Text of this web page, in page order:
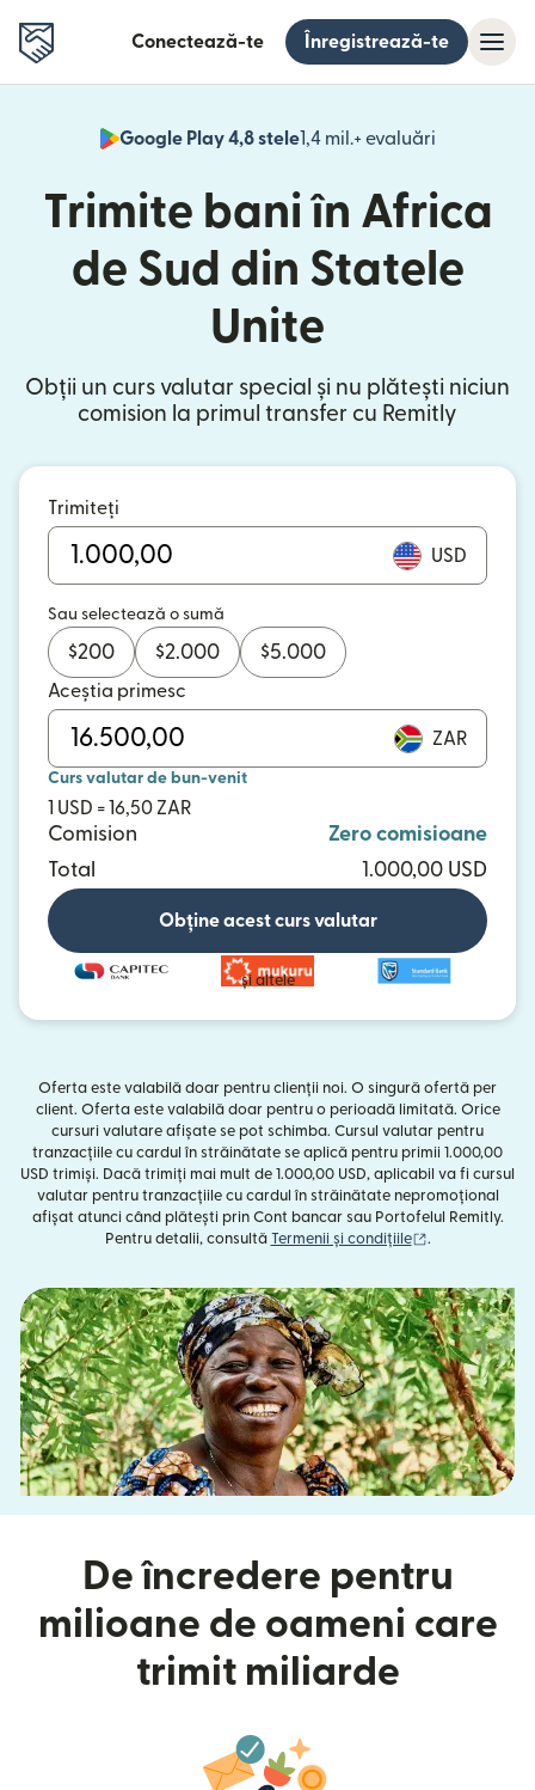
Conectează-te Înregistrează-te
Google Play 4,8 stele1,4 mil.+ evaluări
(se
Trimite bani în Africa
de Sud din Statele
Unite
Obții un curs valutar special și nu plătești niciun
comision la primul transfer cu Remitly
Trimiteți
USD
Sau selectează o sumă
$200 $2.000 $5.000
Aceștia primesc
ZAR
Curs valutar de bun-venit
1 USD = 16,50 ZAR
Comision
Zero comisioane
Total
1.000,00 USD
Obține acest curs valutar
și altele
Oferta este valabilă doar pentru clienții noi. O singură ofertă per
client. Oferta este valabilă doar pentru o perioadă limitată. Orice
cursuri valutare afișate se pot schimba. Cursul valutar pentru
tranzacțiile cu cardul în străinătate se aplică pentru primii 1.000,00
USD trimiși. Dacă trimiți mai mult de 1.000,00 USD, aplicabil va fi cursul
valutar pentru tranzacțiile cu cardul în străinătate nepromoțional
afișat atunci când plătești prin Cont bancar sau Portofelul Remitly.
Pentru detalii, consultă Termenii și condițiile (se deschide
.
De încredere pentru
milioane de oameni care
trimit miliarde